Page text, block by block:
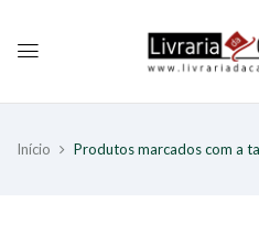
Início Produtos marcados com a